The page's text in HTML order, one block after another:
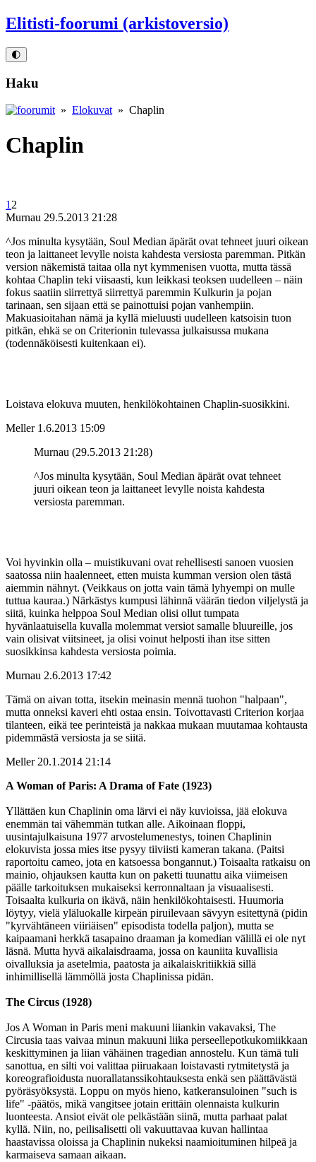
Elitisti-foorumi (arkistoversio)
🌓
Haku
» Elokuvat » Chaplin
Chaplin
1 2
Murnau 29.5.2013 21:28
^Jos minulta kysytään, Soul Median äpärät ovat tehneet juuri oikean
teon ja laittaneet levylle noista kahdesta versiosta paremman. Pitkän
version näkemistä taitaa olla nyt kymmenisen vuotta, mutta tässä
kohtaa Chaplin teki viisaasti, kun leikkasi teoksen uudelleen – näin
fokus saatiin siirrettyä siirrettyä paremmin Kulkurin ja pojan
tarinaan, sen sijaan että se painottuisi pojan vanhempiin.
Makuasioitahan nämä ja kyllä mieluusti uudelleen katsoisin tuon
pitkän, ehkä se on Criterionin tulevassa julkaisussa mukana
(todennäköisesti kuitenkaan ei).
Loistava elokuva muuten, henkilökohtainen Chaplin-suosikkini.
Meller 1.6.2013 15:09
Murnau (29.5.2013 21:28)
^Jos minulta kysytään, Soul Median äpärät ovat tehneet
juuri oikean teon ja laittaneet levylle noista kahdesta
versiosta paremman.
Voi hyvinkin olla – muistikuvani ovat rehellisesti sanoen vuosien
saatossa niin haalenneet, etten muista kumman version olen tästä
aiemmin nähnyt. (Veikkaus on jotta vain tämä lyhyempi on mulle
tuttua kauraa.) Närkästys kumpusi lähinnä väärän tiedon viljelystä ja
siitä, kuinka helppoa Soul Median olisi ollut tumpata
hyvänlaatuisella kuvalla molemmat versiot samalle bluureille, jos
vain olisivat viitsineet, ja olisi voinut helposti ihan itse sitten
suosikkinsa kahdesta versiosta poimia.
Murnau 2.6.2013 17:42
Tämä on aivan totta, itsekin meinasin mennä tuohon "halpaan",
mutta onneksi kaveri ehti ostaa ensin. Toivottavasti Criterion korjaa
tilanteen, eikä tee perinteistä ja nakkaa mukaan muutamaa kohtausta
pidemmästä versiosta ja se siitä.
Meller 20.1.2014 21:14
A Woman of Paris: A Drama of Fate (1923)
Yllättäen kun Chaplinin oma lärvi ei näy kuvioissa, jää elokuva
enemmän tai vähemmän tutkan alle. Aikoinaan floppi,
uusintajulkaisuna 1977 arvostelumenestys, toinen Chaplinin
elokuvista jossa mies itse pysyy tiiviisti kameran takana. (Paitsi
raportoitu cameo, jota en katsoessa bongannut.) Toisaalta ratkaisu on
mainio, ohjauksen kautta kun on paketti tuunattu aika viimeisen
päälle tarkoituksen mukaiseksi kerronnaltaan ja visuaalisesti.
Toisaalta kulkuria on ikävä, näin henkilökohtaisesti. Huumoria
löytyy, vielä yläluokalle kirpeän piruilevaan sävyyn esitettynä (pidin
"kyrvähtäneen viiriäisen" episodista todella paljon), mutta se
kaipaamani herkkä tasapaino draaman ja komedian välillä ei ole nyt
läsnä. Mutta hyvä aikalaisdraama, jossa on kauniita kuvallisia
oivalluksia ja asetelmia, paatosta ja aikalaiskritiikkiä sillä
inhimillisellä lämmöllä josta Chaplinissa pidän.
The Circus (1928)
Jos A Woman in Paris meni makuuni liiankin vakavaksi, The
Circusia taas vaivaa minun makuuni liika perseellepotkukomiikkaan
keskittyminen ja liian vähäinen tragedian annostelu. Kun tämä tuli
sanottua, en silti voi valittaa piiruakaan loistavasti rytmitetystä ja
koreografioidusta nuorallatanssikohtauksesta enkä sen päättävästä
pyöräsyöksystä. Loppu on myös hieno, katkeransuloinen "such is
life" ‑päätös, mikä vangitsee jotain erittäin olennaista kulkurin
luonteesta. Ansiot eivät ole pelkästään siinä, mutta parhaat palat
kyllä. Niin, no, peilisalisetti oli vakuuttavaa kuvan hallintaa
haastavissa oloissa ja Chaplinin nukeksi naamioituminen hilpeä ja
karmaiseva samaan aikaan.